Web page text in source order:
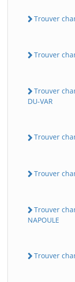
Trouver
Trouver
Trouver
DU-VAR
Trouver
Trouver
Trouver
NAPOULE
Trouver